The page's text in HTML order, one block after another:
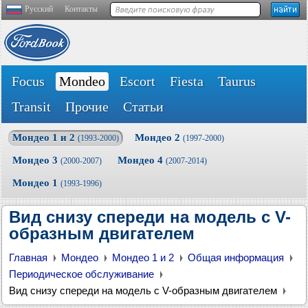
Русский Контакты
Focus Mondeo Escort Fiesta
Taurus
Transit
Прочие Статьи
Мондео 1 и 2 (1993-2000) Мондео 2 (1997-2000)
Мондео 3 (2000-2007) Мондео 4 (2007-2014)
Мондео 1 (1993-1996)
Вид снизу спереди на модель с V-
образным двигателем
Главная Мондео Мондео 1 и 2
Общая информация
Периодическое обслуживание
Вид снизу спереди на модель с V-образным двигателем